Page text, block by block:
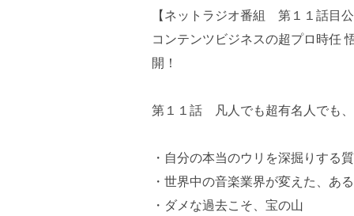
【ネットラジオ番組 第１１話目公
コンテンツビジネスの超プロ時任
開！
第１１話 凡人でも超有名人でも
・自分の本当のウリを深掘りする
・世界中の音楽業界が変えた、あ
・ダメな過去こそ、宝の山